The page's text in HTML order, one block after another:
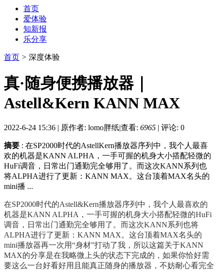
首页
爱体验
知新报
乐分享
首页 > 深度体验
真·随身便携播放器｜
Astell&Kern KANN MAX
2022-6-24 15:36 | 原作者: lomo胖纸|查看: 6965 | 评论: 0
摘要 : 在SP2000时代的AstellKern播放器序列中，我个人最喜
欢的机器是KANN ALPHA，一手可握的机身大小搭配轻微的
HuFi调音，日常出门通勤完全够用了。而这次KANN系列也
将ALPHA进行了更新：KANN MAX。这台顶着MAX名头的
mini播 ...
在SP2000时代的Astell&Kern播放器序列中，我个人最喜欢的
机器是KANN ALPHA，一手可握的机身大小搭配轻微的HuFi
调音，日常出门通勤完全够用了。而这次KANN系列也将
ALPHA进行了更新：KANN MAX。这台顶着MAX名头的
mini播放器再一次用“身材”打动了我，所以这篇关于KANN
MAX的分享是在我略微上头的状态下完成的，如果你恰好需
要这么一台好看好用且能真正随身的播放器，不妨耐心看完全